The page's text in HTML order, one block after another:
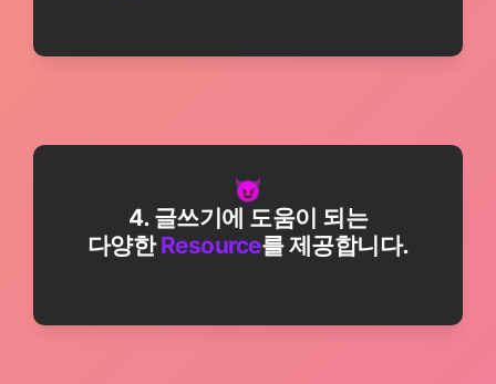
4. 글쓰기에 도움이 되는
다양한 Resource를 제공합니다.